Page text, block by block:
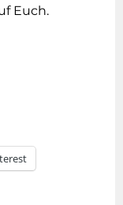
Euch.